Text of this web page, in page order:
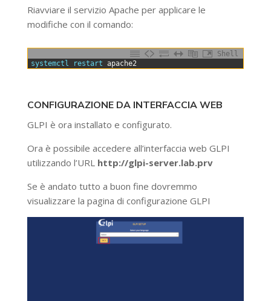
Riavviare il servizio Apache per applicare le
modifiche con il comando:
Shell
systemctl restart apache2
CONFIGURAZIONE DA INTERFACCIA WEB
GLPI è ora installato e configurato.
Ora è possibile accedere all’interfaccia web GLPI
utilizzando l’URL http://glpi-server.lab.prv
Se è andato tutto a buon fine dovremmo
visualizzare la pagina di configurazione GLPI